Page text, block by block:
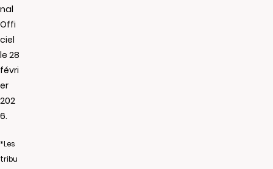
nal
Offi
ciel
le 28
févri
er
202
6.
*Les
tribu